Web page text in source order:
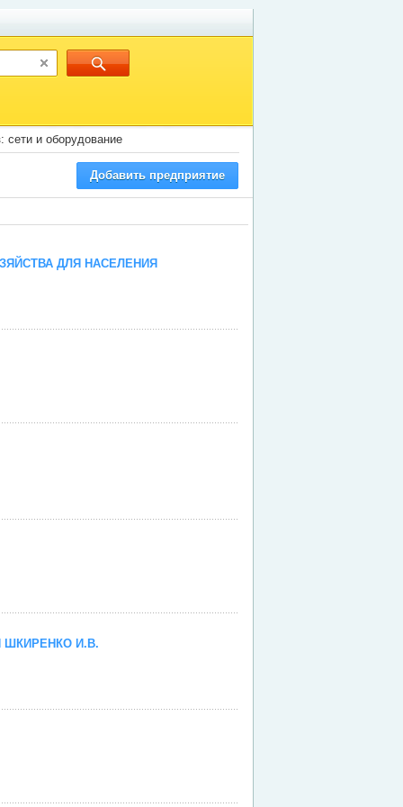
сети и оборудование
Добавить предприятие
ДЛЯ НАСЕЛЕНИЯ
ШКИРЕНКО И.В.